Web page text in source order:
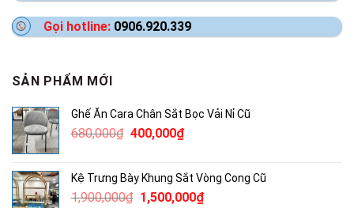
Gọi hotline: 0906.920.339
SẢN PHẨM MỚI
Ghế Ăn Cara Chân Sắt Bọc Vải Nỉ Cũ
680,000₫ Giá
680,000₫.
400,000₫Giá
là:
400,000₫.
Kệ Trưng Bày Khung Sắt Vòng Cong Cũ
1,900,000₫ Giá
1,500,000₫Giá